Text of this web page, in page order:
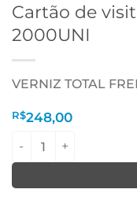
Cartão de
2000UNI
VERNIZ TOTAL
R$248,00
Cartão de visita -